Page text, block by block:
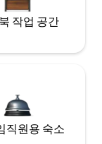
작업 공간
직원용 숙소